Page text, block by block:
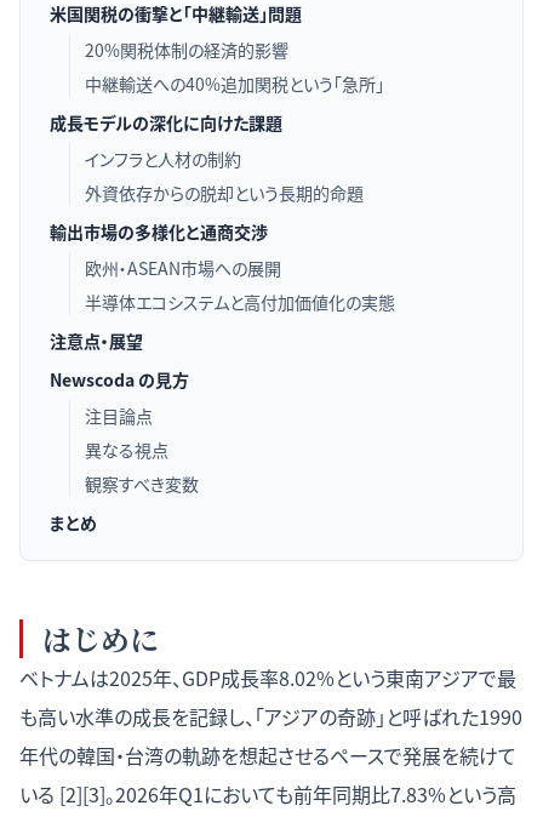
米国関税の衝撃と「中継輸送」問題
20%関税体制の経済的影響
中継輸送への40%追加関税という「急所」
成長モデルの深化に向けた課題
インフラと人材の制約
外資依存からの脱却という長期的命題
輸出市場の多様化と通商交渉
欧州・ASEAN市場への展開
半導体エコシステムと高付加価値化の実態
注意点・展望
Newscoda の見方
注目論点
異なる視点
観察すべき変数
まとめ
はじめに
ベトナムは2025年、GDP成長率8.02%という東南アジアで最
も高い水準の成長を記録し、「アジアの奇跡」と呼ばれた1990
年代の韓国・台湾の軌跡を想起させるペースで発展を続けて
いる [2][3]。2026年Q1においても前年同期比7.83%という高